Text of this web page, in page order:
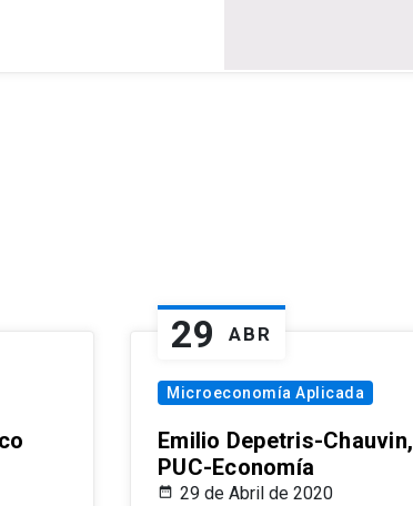
29 ABR
Microeconomía Aplicada
Emilio Depetris-Chauvin,
PUC-Economía
29 de Abril de 2020